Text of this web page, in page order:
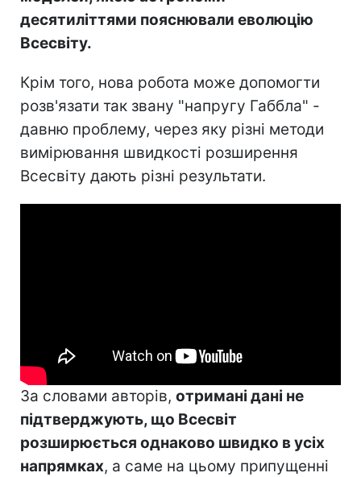
десятиліттями пояснювали еволюцію
Всесвіту.
Крім того, нова робота може допомогти
розв'язати так звану "напругу Габбла" -
давню проблему, через яку різні методи
вимірювання швидкості розширення
Всесвіту дають різні результати.
За словами авторів, отримані дані не
підтверджують, що Всесвіт
розширюється однаково швидко в усіх
напрямках, а саме на цьому припущенні